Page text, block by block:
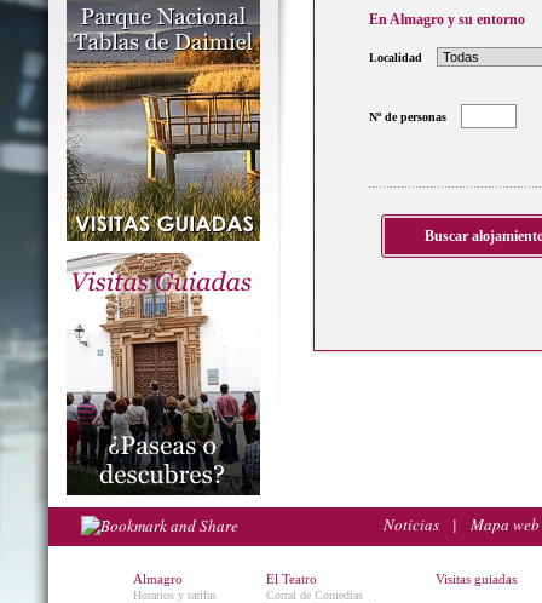
En Almagro y su entorno
Localidad
Nº de personas
Noticias | Mapa web
Almagro
Horarios y tarifas
El Teatro
Corral de Comedias
Visitas guiadas